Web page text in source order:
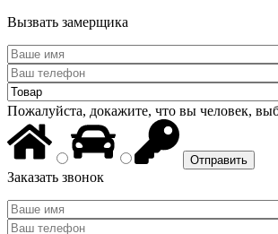
Вызвать замерщика
Пожалуйста, докажите, что вы человек,
Заказать звонок